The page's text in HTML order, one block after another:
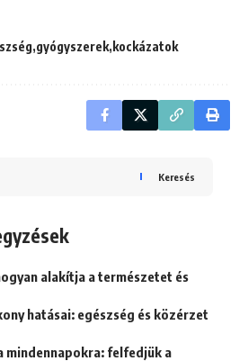
gyógyszerek kockázatok
Keresés
alakítja a természetet és
hatásai: egészség és közérzet
mindennapokra: felfedjük a